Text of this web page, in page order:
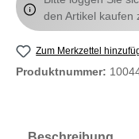
den Artikel kaufen
Zum Merkzettel
Produktnummer: